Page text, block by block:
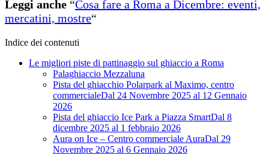
Leggi anche “Cosa fare a Roma a Dicembre: eventi,
mercatini, mostre“
Indice dei contenuti
Le migliori piste di pattinaggio sul ghiaccio a Roma
Palaghiaccio Mezzaluna
Pista del ghiacchio Polarpark al Maximo, centro
commercialeDal 24 Novembre 2025 al 12 Gennaio
2026
Pista del ghiaccio Ice Park a Piazza SmartDal 8
dicembre 2025 al 1 febbraio 2026
Aura on Ice – Centro commerciale AuraDal 29
Novembre 2025 al 6 Gennaio 2026